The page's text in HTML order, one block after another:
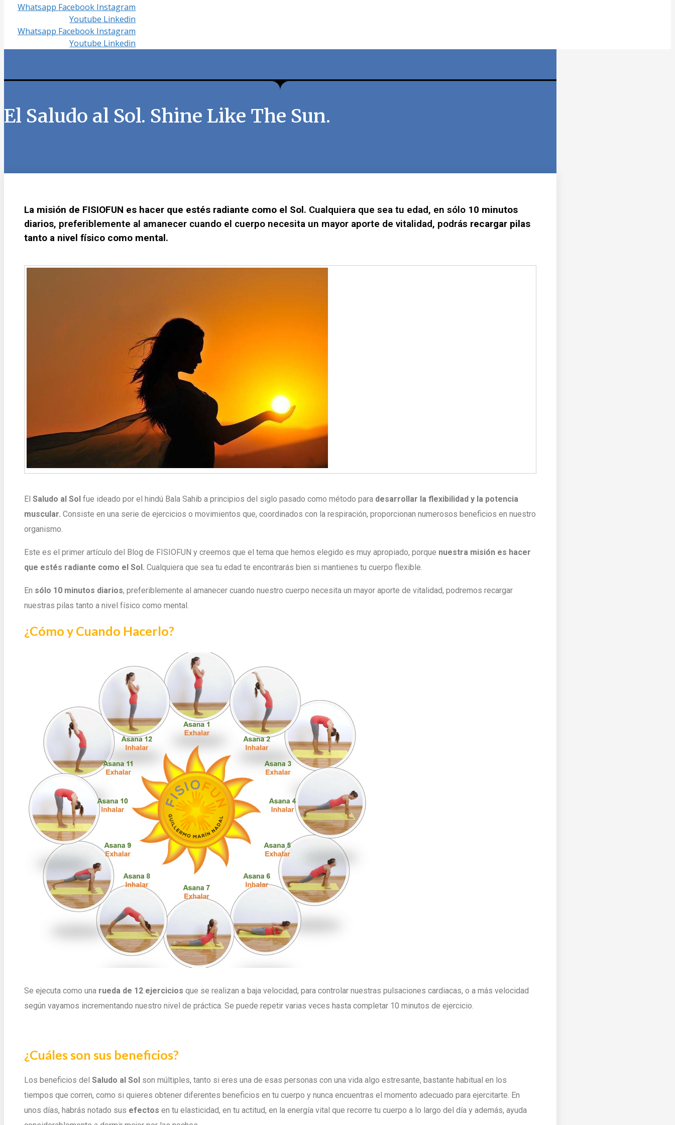
Whatsapp Facebook Instagram
Youtube Linkedin
Whatsapp Facebook Instagram
Youtube Linkedin
El Saludo al Sol. Shine Like The Sun.
La misión de FISIOFUN es hacer que estés radiante como el Sol. Cualquiera que sea tu edad, en sólo 10 minutos
diarios, preferiblemente al amanecer cuando el cuerpo necesita un mayor aporte de vitalidad, podrás recargar pilas
tanto a nivel físico como mental.
El Saludo al Sol fue ideado por el hindú Bala Sahib a principios del siglo pasado como método para desarrollar la flexibilidad y la potencia
muscular. Consiste en una serie de ejercicios o movimientos que, coordinados con la respiración, proporcionan numerosos beneficios en nuestro
organismo.
Este es el primer artículo del Blog de FISIOFUN y creemos que el tema que hemos elegido es muy apropiado, porque nuestra misión es hacer
que estés radiante como el Sol. Cualquiera que sea tu edad te encontrarás bien si mantienes tu cuerpo flexible.
En sólo 10 minutos diarios, preferiblemente al amanecer cuando nuestro cuerpo necesita un mayor aporte de vitalidad, podremos recargar
nuestras pilas tanto a nivel físico como mental.
¿Cómo y Cuando Hacerlo?
Se ejecuta como una rueda de 12 ejercicios que se realizan a baja velocidad, para controlar nuestras pulsaciones cardiacas, o a más velocidad
según vayamos incrementando nuestro nivel de práctica. Se puede repetir varias veces hasta completar 10 minutos de ejercicio.
¿Cuáles son sus beneficios?
Los beneficios del Saludo al Sol son múltiples, tanto si eres una de esas personas con una vida algo estresante, bastante habitual en los
tiempos que corren, como si quieres obtener diferentes beneficios en tu cuerpo y nunca encuentras el momento adecuado para ejercitarte. En
unos días, habrás notado sus efectos en tu elasticidad, en tu actitud, en la energía vital que recorre tu cuerpo a lo largo del día y además, ayuda